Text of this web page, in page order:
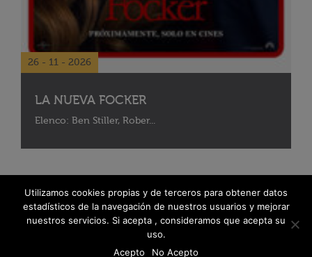
26 - 11 - 2026
LA NUEVA FOCKER
Elenco: Ben Stiller, Rober...
Utilizamos cookies propias y de terceros para obtener datos
estadísticos de la navegación de nuestros usuarios y mejorar
nuestros servicios. Si acepta , consideramos que acepta su
uso.
Acepto
No Acepto